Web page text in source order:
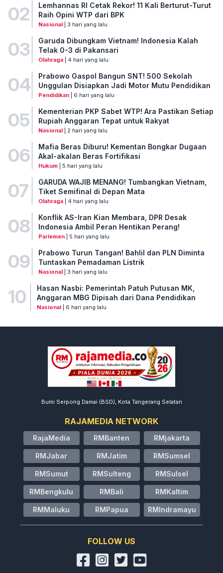
02
Lemhannas RI Cetak Rekor! 11 Kali Berturut-Turut
Raih Opini WTP dari BPK
Nasional| 3 hari yang lalu
03
Garuda Dibungkam Vietnam! Indonesia Kalah
Telak 0-3 di Pakansari
Olahraga| 4 hari yang lalu
04
Prabowo Gaspol Bangun SNT! 500 Sekolah
Unggulan Disiapkan Jadi Motor Mutu Pendidikan
Pendidikan| 6 hari yang lalu
05
Kementerian PKP Sabet WTP! Ara Pastikan Setiap
Rupiah Anggaran Tepat untuk Rakyat
Nasional| 2 hari yang lalu
06
Mafia Beras Diburu! Kementan Bongkar Dugaan
Akal-akalan Beras Fortifikasi
Hukum| 5 hari yang lalu
07
GARUDA WAJIB MENANG! Tumbangkan Vietnam,
Tiket Semifinal di Depan Mata
Olahraga| 4 hari yang lalu
08
Konflik AS-Iran Kian Membara, DPR Desak
Indonesia Ambil Peran Hentikan Perang!
Parlemen| 5 hari yang lalu
09
Prabowo Turun Tangan! Bahlil dan PLN Diminta
Tuntaskan Pemadaman Listrik
Nasional| 3 hari yang lalu
10
Hasan Nasbi: Pemerintah Patuh Putusan MK,
Anggaran MBG Dipisah dari Dana Pendidikan
Nasional| 6 hari yang lalu
Bumi Serpong Damai (BSD), Kota Tangerang Selatan
RAJAMEDIA NETWORK
RajaMedia RMBanten RMjakarta
RMJabar RMJatim RMSumsel
RMSumut RMSulteng RMSulsel
RMBengkulu RMBali RMKaltim
RMMaluku RMPapua RMIndramayu
FOLLOW US